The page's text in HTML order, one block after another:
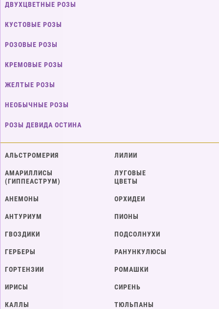
ДВУХЦВЕТНЫЕ РОЗЫ
КУСТОВЫЕ РОЗЫ
РОЗОВЫЕ РОЗЫ
КРЕМОВЫЕ РОЗЫ
ЖЕЛТЫЕ РОЗЫ
НЕОБЫЧНЫЕ РОЗЫ
РОЗЫ ДЕВИДА ОСТИНА
АЛЬСТРОМЕРИЯ
АМАРИЛЛИСЫ
(ГИППЕАСТРУМ)
АНЕМОНЫ
АНТУРИУМ
ГВОЗДИКИ
ГЕРБЕРЫ
ГОРТЕНЗИИ
ИРИСЫ
КАЛЛЫ
ЛИЛИИ
ЛУГОВЫЕ
ЦВЕТЫ
ОРХИДЕИ
ПИОНЫ
ПОДСОЛНУХИ
РАНУНКУЛЮСЫ
РОМАШКИ
СИРЕНЬ
ТЮЛЬПАНЫ